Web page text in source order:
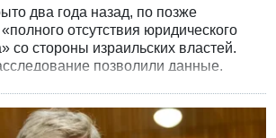
два года назад, по позже
отсутствия юридического
со стороны израильских властей.
позволили данные,